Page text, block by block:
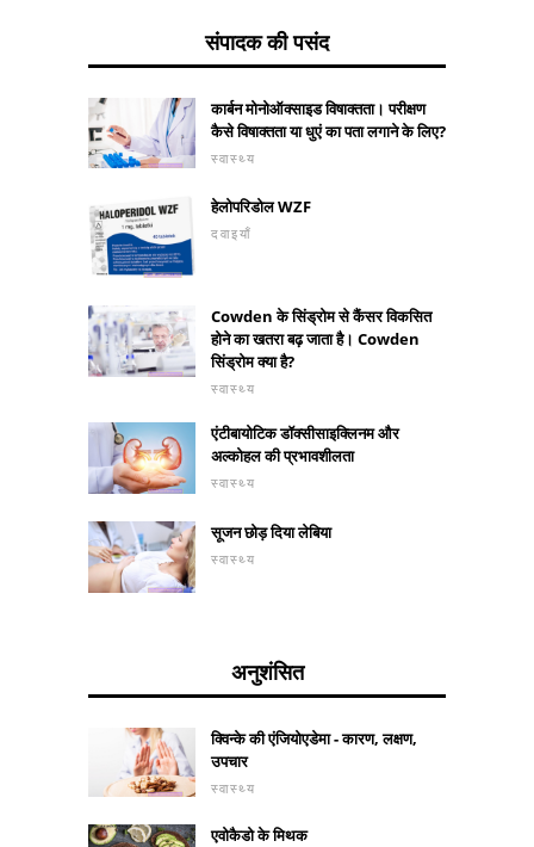
संपादक की पसंद
कार्बन मोनोऑक्साइड विषाक्तता। परीक्षण
कैसे विषाक्तता या धुएं का पता लगाने के लिए?
स्वास्थ्य
हेलोपरिडोल WZF
दवाइयाँ
Cowden के सिंड्रोम से कैंसर विकसित
होने का खतरा बढ़ जाता है। Cowden
सिंड्रोम क्या है?
स्वास्थ्य
एंटीबायोटिक डॉक्सीसाइक्लिनम और
अल्कोहल की प्रभावशीलता
स्वास्थ्य
सूजन छोड़ दिया लेबिया
स्वास्थ्य
अनुशंसित
क्विन्के की एंजियोएडेमा - कारण, लक्षण,
उपचार
स्वास्थ्य
एवोकैडो के मिथक